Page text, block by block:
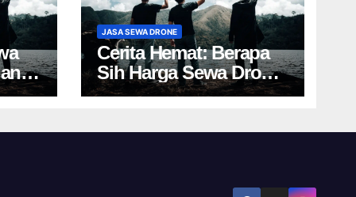
JASA SEWA DRONE
Cerita Hemat: Berapa
Sih Harga Sewa Drone
Yogyakarta?